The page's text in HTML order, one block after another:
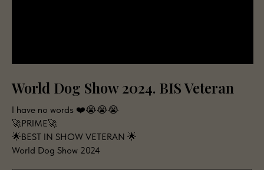
World Dog Show 2024. BIS Veteran
I have no words ❤️😭😭😭
🚀PRIME🚀
🌟BEST IN SHOW VETERAN 🌟
World Dog Show 2024